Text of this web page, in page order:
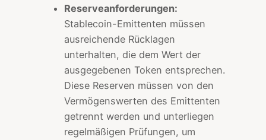
Reserveanforderungen:
Stablecoin-Emittenten müssen
ausreichende Rücklagen
unterhalten, die dem Wert der
ausgegebenen Token entsprechen.
Diese Reserven müssen von den
Vermögenswerten des Emittenten
getrennt werden und unterliegen
regelmäßigen Prüfungen, um